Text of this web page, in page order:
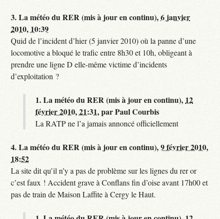
3.La météo du RER (mis à jour en continu),6 janvier
2010, 10:39
Quid de l’incident d’hier (5 janvier 2010) où la panne d’une
locomotive a bloqué le trafic entre 8h30 et 10h, obligeant à
prendre une ligne D elle-même victime d’incidents
d’exploitation ?
1.La météo du RER (mis à jour en continu), 12
février 2010, 21:31,parPaul Courbis
La RATP ne l’a jamais annoncé officiellement
4.La météo du RER (mis à jour en continu),9 février 2010,
18:52
La site dit qu’il n’y a pas de problème sur les lignes du rer or
c’est faux ! Accident grave à Conflans fin d’oise avant 17h00 et
pas de train de Maison Laffite à Cergy le Haut.